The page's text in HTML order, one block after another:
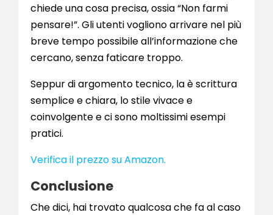
chiede una cosa precisa, ossia “Non farmi
pensare!”. Gli utenti vogliono arrivare nel più
breve tempo possibile all’informazione che
cercano, senza faticare troppo.
Seppur di argomento tecnico, la è scrittura
semplice e chiara, lo stile vivace e
coinvolgente e ci sono moltissimi esempi
pratici.
Verifica il prezzo su Amazon.
Conclusione
Che dici, hai trovato qualcosa che fa al caso